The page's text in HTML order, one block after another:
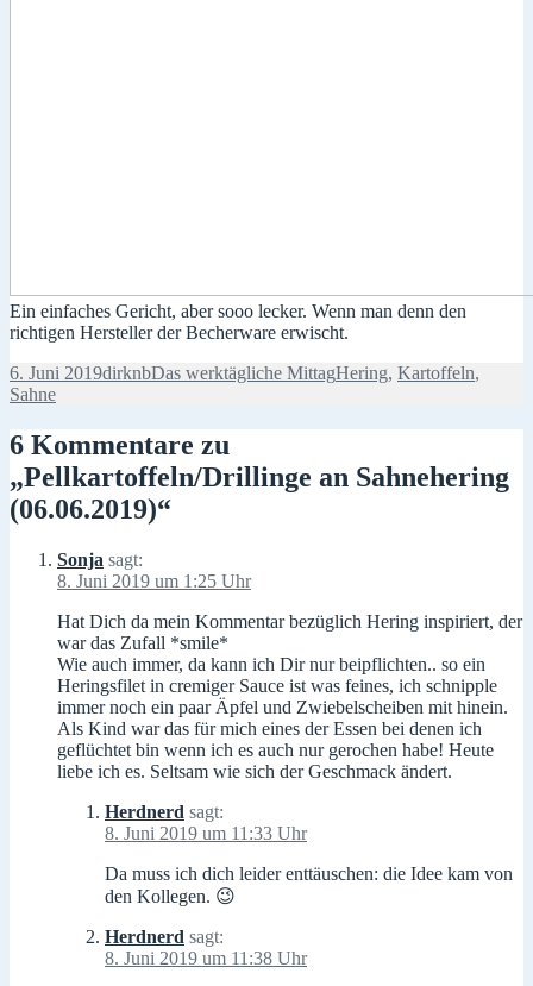
Ein einfaches Gericht, aber sooo lecker. Wenn man denn den
richtigen Hersteller der Becherware erwischt.
Veröffentlicht
am
6. Juni 2019Autor
dirknbKategorien
Das werktägliche MittagSchlagwörter
Hering, Kartoffeln,
Sahne
6 Kommentare zu
„Pellkartoffeln/Drillinge an Sahnehering
(06.06.2019)“
Sonja sagt:
8. Juni 2019 um 1:25 Uhr
Hat Dich da mein Kommentar bezüglich Hering inspiriert, der
war das Zufall *smile*
Wie auch immer, da kann ich Dir nur beipflichten.. so ein
Heringsfilet in cremiger Sauce ist was feines, ich schnipple
immer noch ein paar Äpfel und Zwiebelscheiben mit hinein.
Als Kind war das für mich eines der Essen bei denen ich
geflüchtet bin wenn ich es auch nur gerochen habe! Heute
liebe ich es. Seltsam wie sich der Geschmack ändert.
Herdnerd sagt:
8. Juni 2019 um 11:33 Uhr
Da muss ich dich leider enttäuschen: die Idee kam von
den Kollegen. 😉
Herdnerd sagt:
8. Juni 2019 um 11:38 Uhr